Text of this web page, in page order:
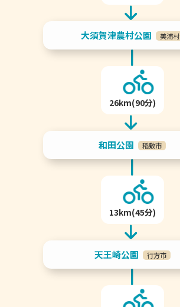
大須賀津農村公園 美浦村
26km(90分)
和田公園 稲敷市
13km(45分)
天王崎公園 行方市